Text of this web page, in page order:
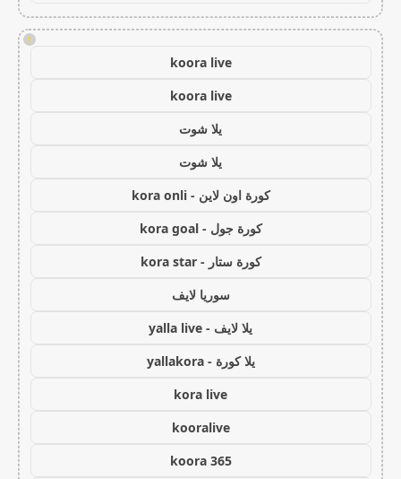
!
koora live
koora live
يلا شوت
يلا شوت
كورة اون لاين - kora onli
كورة جول - kora goal
كورة ستار - kora star
سوريا لايف
يلا لايف - yalla live
يلا كورة - yallakora
kora live
kooralive
koora 365